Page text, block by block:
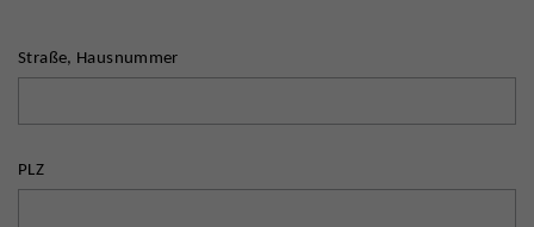
Straße, Hausnummer
PLZ